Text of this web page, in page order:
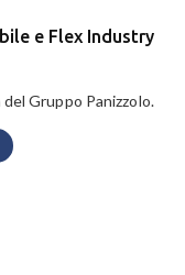
e Flex Industry
Gruppo Panizzolo.